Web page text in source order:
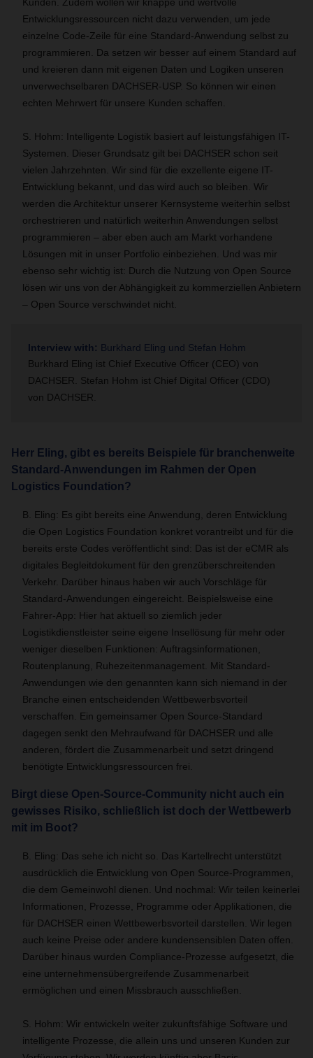
Entwicklungsressourcen nicht dazu verwenden, um jede
einzelne Code-Zeile für eine Standard-Anwendung selbst zu
programmieren. Da setzen wir besser auf einem Standard auf
und kreieren dann mit eigenen Daten und Logiken unseren
unverwechselbaren DACHSER-USP. So können wir einen
echten Mehrwert für unsere Kunden schaffen.
S. Hohm: Intelligente Logistik basiert auf leistungsfähigen IT-
Systemen. Dieser Grundsatz gilt bei DACHSER schon seit
vielen Jahrzehnten. Wir sind für die exzellente eigene IT-
Entwicklung bekannt, und das wird auch so bleiben. Wir
werden die Architektur unserer Kernsysteme weiterhin selbst
orchestrieren und natürlich weiterhin Anwendungen selbst
programmieren – aber eben auch am Markt vorhandene
Lösungen mit in unser Portfolio einbeziehen. Und was mir
ebenso sehr wichtig ist: Durch die Nutzung von Open Source
lösen wir uns von der Abhängigkeit zu kommerziellen Anbietern
– Open Source verschwindet nicht.
Interview with: Burkhard Eling und Stefan Hohm
Burkhard Eling ist Chief Executive Officer (CEO) von
DACHSER. Stefan Hohm ist Chief Digital Officer (CDO)
von DACHSER.
Herr Eling, gibt es bereits Beispiele für branchenweite
Standard-Anwendungen im Rahmen der Open
Logistics Foundation?
B. Eling: Es gibt bereits eine Anwendung, deren Entwicklung
die Open Logistics Foundation konkret vorantreibt und für die
bereits erste Codes veröffentlicht sind: Das ist der eCMR als
digitales Begleitdokument für den grenzüberschreitenden
Verkehr. Darüber hinaus haben wir auch Vorschläge für
Standard-Anwendungen eingereicht. Beispielsweise eine
Fahrer-App: Hier hat aktuell so ziemlich jeder
Logistikdienstleister seine eigene Insellösung für mehr oder
weniger dieselben Funktionen: Auftragsinformationen,
Routenplanung, Ruhezeitenmanagement. Mit Standard-
Anwendungen wie den genannten kann sich niemand in der
Branche einen entscheidenden Wettbewerbsvorteil
verschaffen. Ein gemeinsamer Open Source-Standard
dagegen senkt den Mehraufwand für DACHSER und alle
anderen, fördert die Zusammenarbeit und setzt dringend
benötigte Entwicklungsressourcen frei.
Birgt diese Open-Source-Community nicht auch ein
gewisses Risiko, schließlich ist doch der Wettbewerb
mit im Boot?
B. Eling: Das sehe ich nicht so. Das Kartellrecht unterstützt
ausdrücklich die Entwicklung von Open Source-Programmen,
die dem Gemeinwohl dienen. Und nochmal: Wir teilen keinerlei
Informationen, Prozesse, Programme oder Applikationen, die
für DACHSER einen Wettbewerbsvorteil darstellen. Wir legen
auch keine Preise oder andere kundensensiblen Daten offen.
Darüber hinaus wurden Compliance-Prozesse aufgesetzt, die
eine unternehmensübergreifende Zusammenarbeit
ermöglichen und einen Missbrauch ausschließen.
S. Hohm: Wir entwickeln weiter zukunftsfähige Software und
intelligente Prozesse, die allein uns und unseren Kunden zur